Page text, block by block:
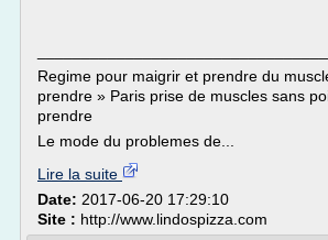
Regime pour maigrir et prendre du
prendre » Paris prise de muscles sans
prendre
Le mode du problemes de...
Lire la suite
Date: 2017-06-20 17:29:10
Site : http://www.lindospizza.com